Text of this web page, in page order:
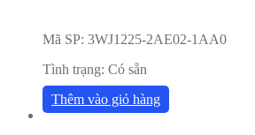
Mã SP: 3WJ1225-2AE02-1AA0
Tình trạng: Có sẵn
Thêm vào giỏ hàng